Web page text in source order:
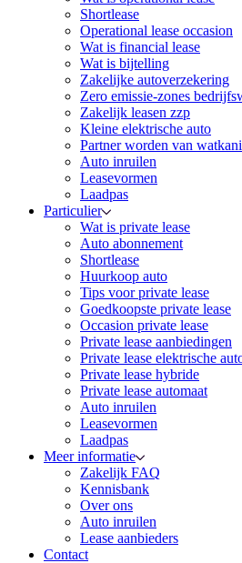
Shortlease
Operational lease occasion
Wat is financial lease
Wat is bijtelling
Zakelijke autoverzekering
Zero emissie-zones
Zakelijk leasen zzp
Kleine elektrische auto
Partner worden van
Auto inruilen
Leasevormen
Laadpas
Particulier
Wat is private lease
Auto abonnement
Shortlease
Huurkoop auto
Tips voor private lease
Goedkoopste private lease
Occasion private lease
Private lease aanbiedingen
Private lease elektrische
Private lease hybride
Private lease automaat
Auto inruilen
Leasevormen
Laadpas
Meer informatie
Zakelijk FAQ
Kennisbank
Over ons
Auto inruilen
Lease aanbieders
Contact